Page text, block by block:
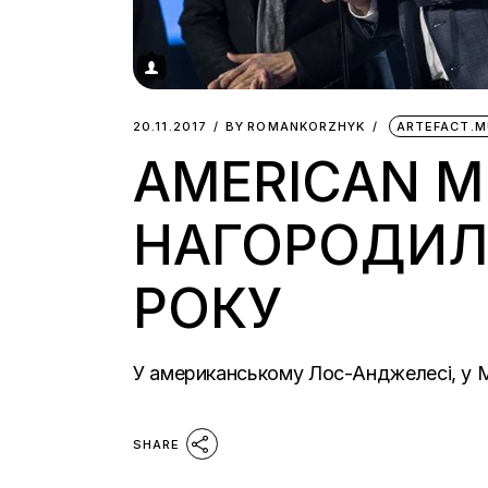
20.11.2017 BY ROMANKORZHYK
AMERICAN
РОКУ
У американському Лос-Анджелесі, у
SHARE